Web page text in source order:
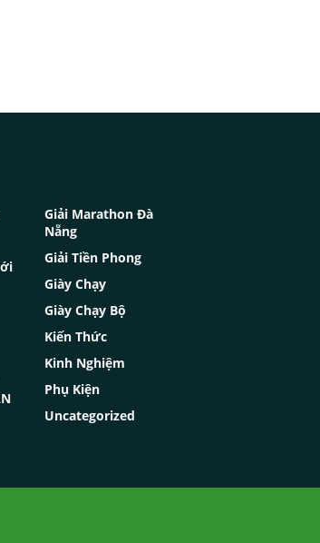
Giải Marathon Đà
Nẵng
Giải Tiền Phong
Giày Chạy
Giày Chạy Bộ
Kiến Thức
Kinh Nghiệm
Phụ Kiện
Uncategorized